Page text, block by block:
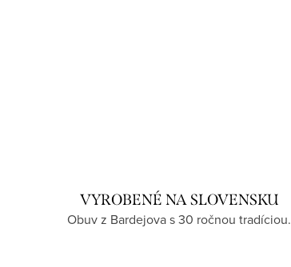
VYROBENÉ NA SLOVENSKU
Obuv z Bardejova s 30 ročnou tradíciou.